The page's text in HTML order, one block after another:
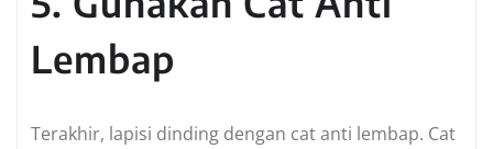
Lembap
Terakhir, lapisi dinding dengan cat anti lembap. Cat